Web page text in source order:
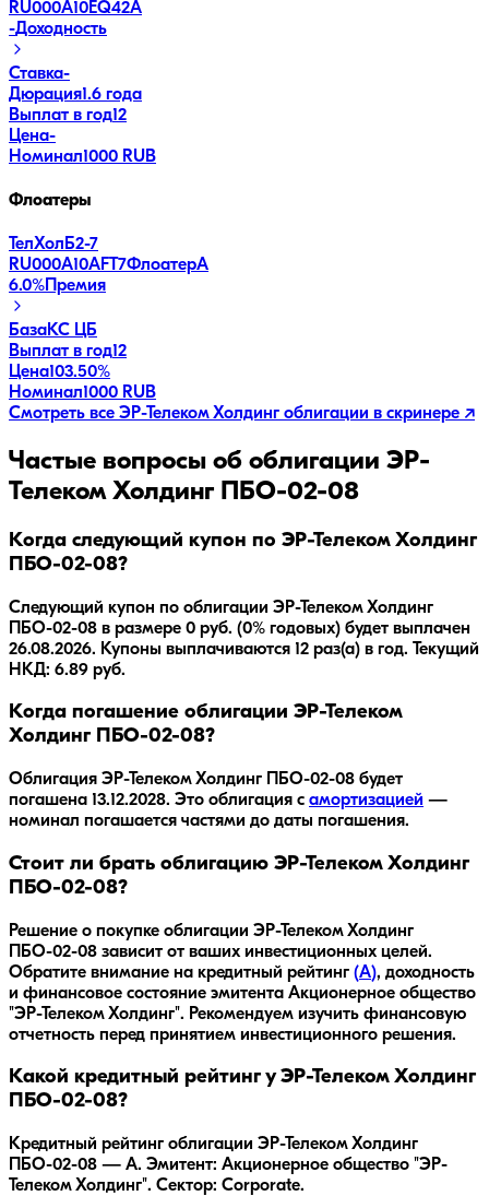
RU000A10EQ42A
-Доходность
Ставка-
Дюрация1.6 года
Выплат в год12
Цена-
Номинал1000 RUB
Флоатеры
ТелХолБ2-7
RU000A10AFT7ФлоатерA
6.0% Премия
БазаКС ЦБ
Выплат в год12
Цена103.50%
Номинал1000 RUB
Смотреть все ЭР-Телеком Холдинг облигации в скринере ↗
Частые вопросы об облигации ЭР-
Телеком Холдинг ПБО-02-08
Когда следующий купон по ЭР-Телеком Холдинг
ПБО-02-08?
Следующий купон по облигации ЭР-Телеком Холдинг
ПБО-02-08 в размере 0 руб. (0% годовых) будет выплачен
26.08.2026. Купоны выплачиваются 12 раз(а) в год. Текущий
НКД: 6.89 руб.
Когда погашение облигации ЭР-Телеком
Холдинг ПБО-02-08?
Облигация ЭР-Телеком Холдинг ПБО-02-08 будет
погашена 13.12.2028. Это облигация с амортизацией —
номинал погашается частями до даты погашения.
Стоит ли брать облигацию ЭР-Телеком Холдинг
ПБО-02-08?
Решение о покупке облигации ЭР-Телеком Холдинг
ПБО-02-08 зависит от ваших инвестиционных целей.
Обратите внимание на кредитный рейтинг (A), доходность
и финансовое состояние эмитента Акционерное общество
"ЭР-Телеком Холдинг". Рекомендуем изучить финансовую
отчетность перед принятием инвестиционного решения.
Какой кредитный рейтинг у ЭР-Телеком Холдинг
ПБО-02-08?
Кредитный рейтинг облигации ЭР-Телеком Холдинг
ПБО-02-08 — A. Эмитент: Акционерное общество "ЭР-
Телеком Холдинг". Сектор: Corporate.